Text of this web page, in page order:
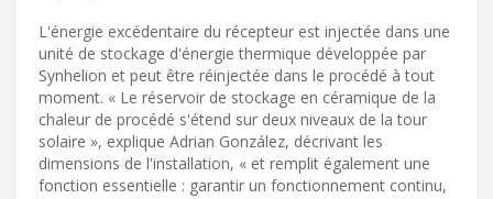
L'énergie excédentaire du récepteur est injectée dans une
unité de stockage d'énergie thermique développée par
Synhelion et peut être réinjectée dans le procédé à tout
moment. « Le réservoir de stockage en céramique de la
chaleur de procédé s'étend sur deux niveaux de la tour
solaire », explique Adrian González, décrivant les
dimensions de l'installation, « et remplit également une
fonction essentielle : garantir un fonctionnement continu,